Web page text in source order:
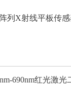
列 X射线平板传感
690nm红光激光